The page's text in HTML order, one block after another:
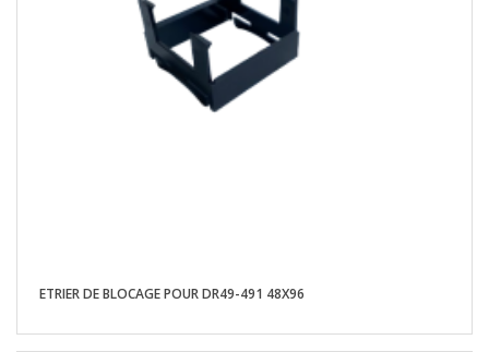
ETRIER DE BLOCAGE POUR DR49-491 48X96